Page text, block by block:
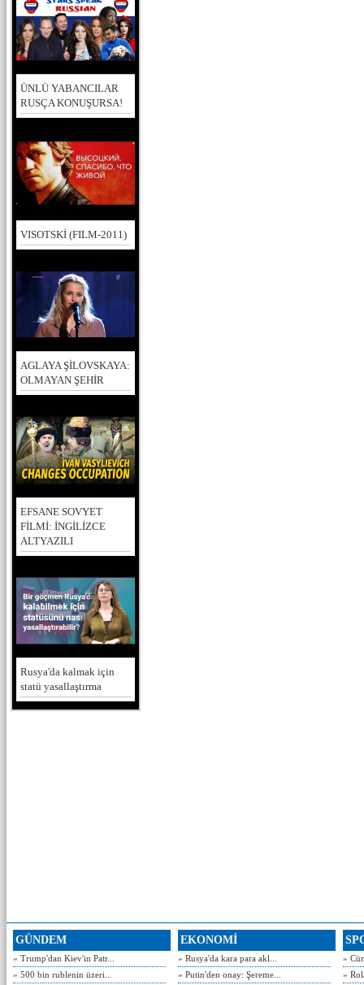
ÜNLÜ YABANCILAR
RUSÇA KONUŞURSA!
VISOTSKİ (FILM-2011)
AGLAYA ŞİLOVSKAYA:
OLMAYAN ŞEHİR
EFSANE SOVYET
FİLMİ: İNGİLİZCE
ALTYAZILI
Rusya'da kalmak için
statü yasallaştırma
GÜNDEM
» Trump'dan Kiev'in Patr...
» 500 bin rublenin üzeri...
EKONOMİ
» Rusya'da kara para akl...
» Putin'den onay: Şereme...
»
»